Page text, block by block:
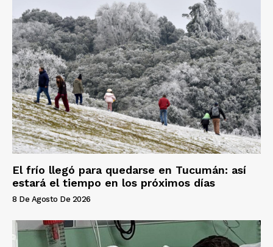
El frío llegó para quedarse en Tucumán: así
estará el tiempo en los próximos días
8 De Agosto De 2026